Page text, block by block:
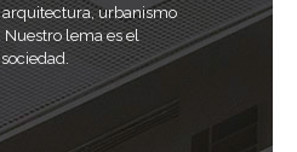
urbanismo
lema es el